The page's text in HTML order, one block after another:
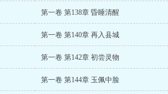
第一卷 第138章 昏睡清醒
第一卷 第140章 再入县城
第一卷 第142章 初尝灵物
第一卷 第144章 玉佩中脸